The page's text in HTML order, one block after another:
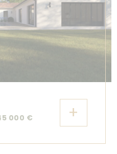
000 € +